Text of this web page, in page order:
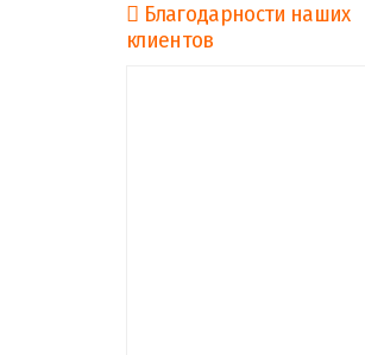
Благодарности наших
клиентов